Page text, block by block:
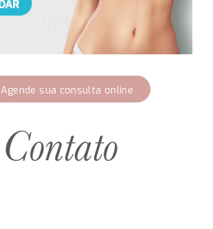
Agende sua consulta online
Contato